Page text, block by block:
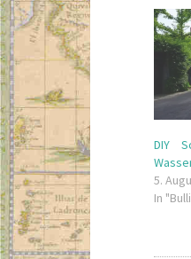
DIY
5.
In